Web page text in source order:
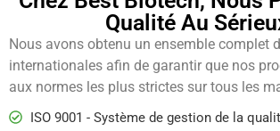
Qualité Au
Nous avons obtenu un ensemble complet
internationales afin de garantir que nos
aux normes les plus strictes sur tous les
ISO 9001 - Système de gestion de la